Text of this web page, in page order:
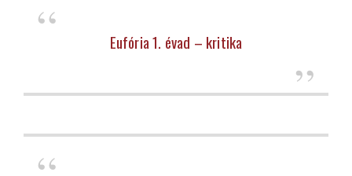
Eufória 1. évad – kritika